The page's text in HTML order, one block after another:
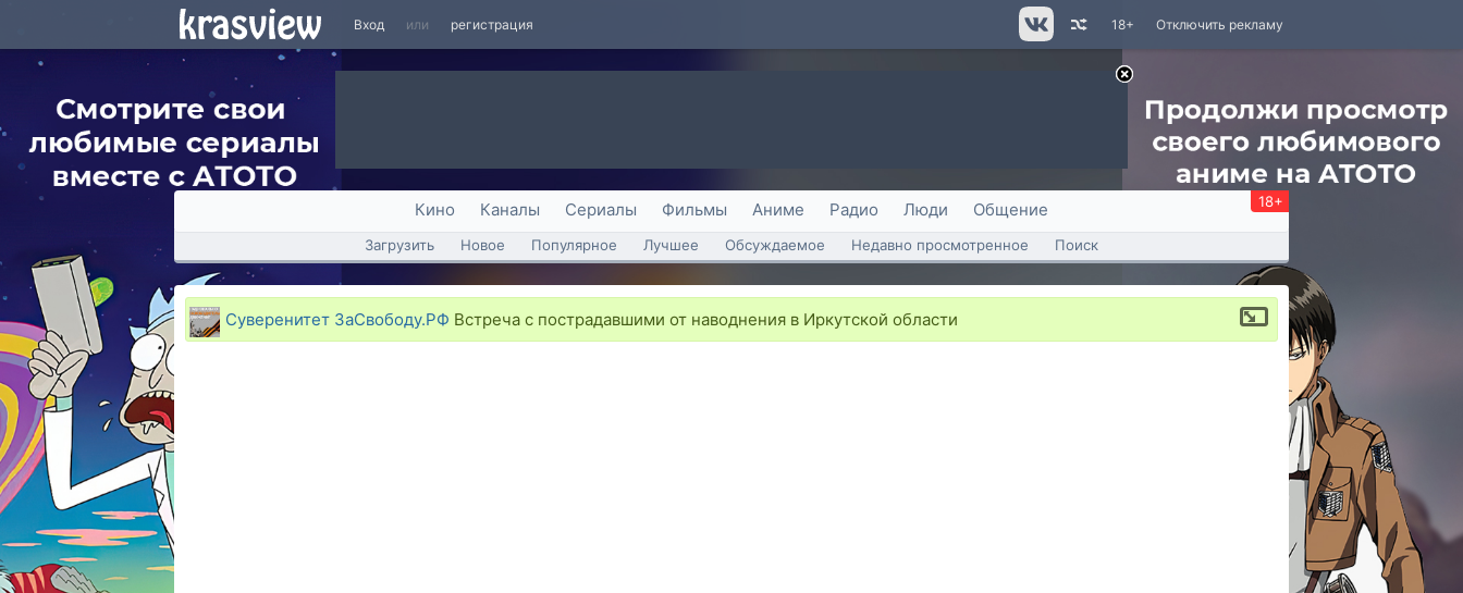
Вход или регистрация Отключить рекламу
18+
Кино Каналы Сериалы Фильмы Аниме Радио Люди Общение 18+
Загрузить Новое Популярное Лучшее Обсуждаемое Недавно просмотренное Поиск
Суверенитет ЗаСвободу.РФ Встреча с пострадавшими от наводнения в Иркутской области